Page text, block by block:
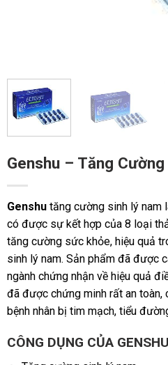
Genshu – Tăng Cường
Genshutăng cường sinh lý nam
có được sự kết hợp của 8 loại
tăng cường sức khỏe, hiệu quả
sinh lý nam. Sản phẩm đã được
ngành chứng nhận về hiệu quả
đã được chứng minh rất an
bệnh nhân bị tim mạch, tiểu
CÔNG DỤNG CỦA GENSHU